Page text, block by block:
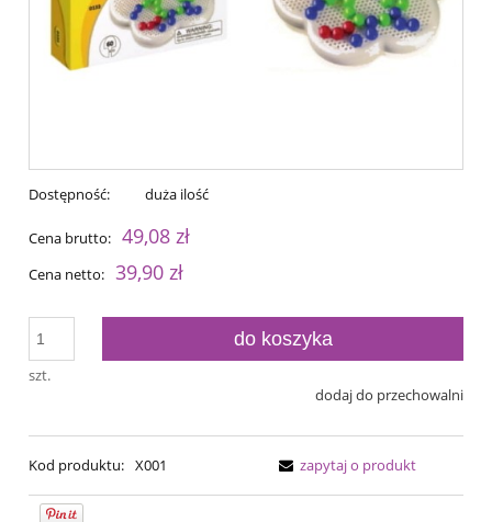
Dostępność: duża ilość
Cena brutto: 49,08 zł
Cena netto: 39,90 zł
szt.
do koszyka
dodaj do przechowalni
Kod produktu: X001 zapytaj o produkt